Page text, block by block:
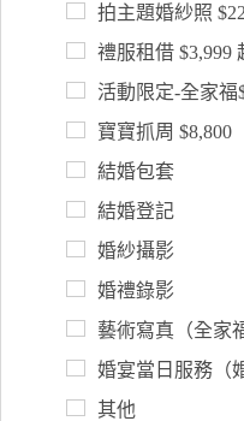
拍主題婚紗照
禮服租借 $3,999
活動限定-全家福
寶寶抓周 $8,800
結婚包套
結婚登記
婚紗攝影
婚禮錄影
藝術寫真（全家
婚宴當日服務（
其他